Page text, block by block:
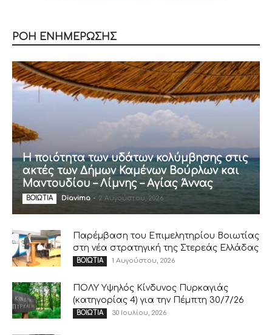
ΡΟΗ ΕΝΗΜΕΡΩΣΗΣ
Η ποιότητα των υδάτων κολύμβησης στις
ακτές των Δήμων Καμένων Βούρλων και
Μαντουδίου – Λίμνης – Αγίας Άννας
ΒΟΙΩΤΙΑ Diavima - 2 Αυγούστου, 2026
Παρέμβαση του Επιμελητηρίου Βοιωτίας
στη νέα στρατηγική της Στερεάς Ελλάδας
ΒΟΙΩΤΙΑ 1 Αυγούστου, 2026
ΠΟΛΥ Υψηλός Κίνδυνος Πυρκαγιάς
(κατηγορίας 4) για την Πέμπτη 30/7/26
ΒΟΙΩΤΙΑ 30 Ιουλίου, 2026